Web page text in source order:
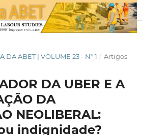
DA ABET | VOLUME 23 - Nº 1 / Artigos
DA UBER E A
DA
NEOLIBERAL:
indignidade?